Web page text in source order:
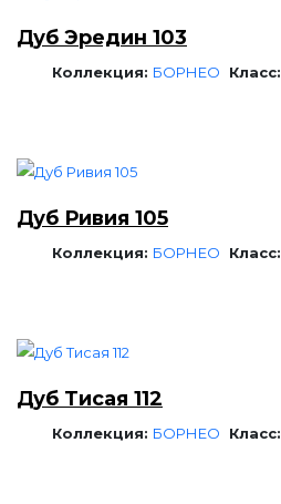
Дуб Эредин 103
Коллекция: БОРНЕО Класс:
Дуб Ривия 105
Коллекция: БОРНЕО Класс:
Дуб Тисая 112
Коллекция: БОРНЕО Класс: